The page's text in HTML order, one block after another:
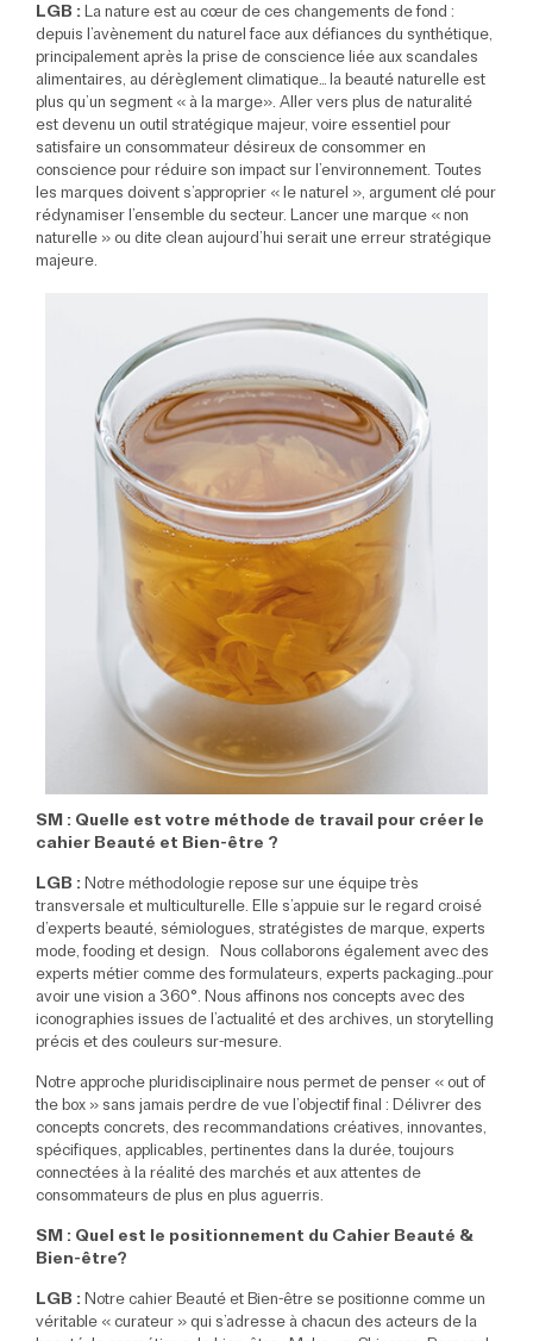
LGB :La nature est au cœur de ces changements de fond :
depuis l’avènement du naturel face aux défiances du synthétique,
principalement après la prise de conscience liée aux scandales
alimentaires, au dérèglement climatique… la beauté naturelle est
plus qu’un segment « à la marge». Aller vers plus de naturalité
est devenu un outil stratégique majeur, voire essentiel pour
satisfaire un consommateur désireux de consommer en
conscience pour réduire son impact sur l’environnement. Toutes
les marques doivent s’approprier « le naturel », argument clé pour
rédynamiser l’ensemble du secteur. Lancer une marque « non
naturelle » ou dite clean aujourd’hui serait une erreur stratégique
majeure.
SM : Quelle est votre méthode de travail pour créer le
cahier Beauté et Bien-être ?
LGB :Notre méthodologie repose sur une équipe très
transversale et multiculturelle. Elle s’appuie sur le regard croisé
d’experts beauté, sémiologues, stratégistes de marque, experts
mode, fooding et design. Nous collaborons également avec des
experts métier comme des formulateurs, experts packaging…pour
avoir une vision a 360°. Nous affinons nos concepts avec des
iconographies issues de l’actualité et des archives, un storytelling
précis et des couleurs sur-mesure.
Notre approche pluridisciplinaire nous permet de penser « out of
the box » sans jamais perdre de vue l’objectif final : Délivrer des
concepts concrets, des recommandations créatives, innovantes,
spécifiques, applicables, pertinentes dans la durée, toujours
connectées à la réalité des marchés et aux attentes de
consommateurs de plus en plus aguerris.
SM : Quel est le positionnement du Cahier Beauté &
Bien-être?
LGB :Notre cahier Beauté et Bien-être se positionne comme un
véritable « curateur » qui s’adresse à chacun des acteurs de la